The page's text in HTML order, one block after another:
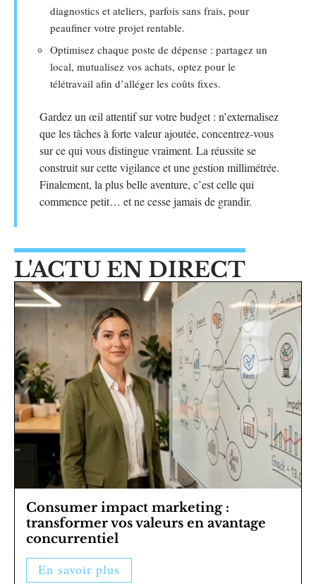
diagnostics et ateliers, parfois sans frais, pour
peaufiner votre projet rentable.
Optimisez chaque poste de dépense : partagez un
local, mutualisez vos achats, optez pour le
télétravail afin d’alléger les coûts fixes.
Gardez un œil attentif sur votre budget : n’externalisez
que les tâches à forte valeur ajoutée, concentrez-vous
sur ce qui vous distingue vraiment. La réussite se
construit sur cette vigilance et une gestion millimétrée.
Finalement, la plus belle aventure, c’est celle qui
commence petit… et ne cesse jamais de grandir.
L'ACTU EN DIRECT
Consumer impact marketing :
transformer vos valeurs en avantage
concurrentiel
En savoir plus